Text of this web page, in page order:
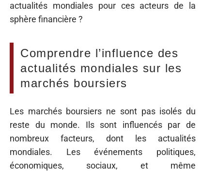
actualités mondiales pour ces acteurs de la
sphère financière ?
Comprendre l’influence des
actualités mondiales sur les
marchés boursiers
Les marchés boursiers ne sont pas isolés du
reste du monde. Ils sont influencés par de
nombreux facteurs, dont les actualités
mondiales. Les événements politiques,
économiques, sociaux, et même